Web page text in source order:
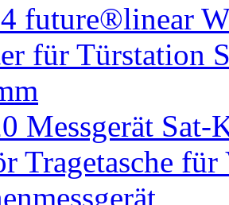
future®linear
für Türstation
Messgerät Sat-
Tragetasche